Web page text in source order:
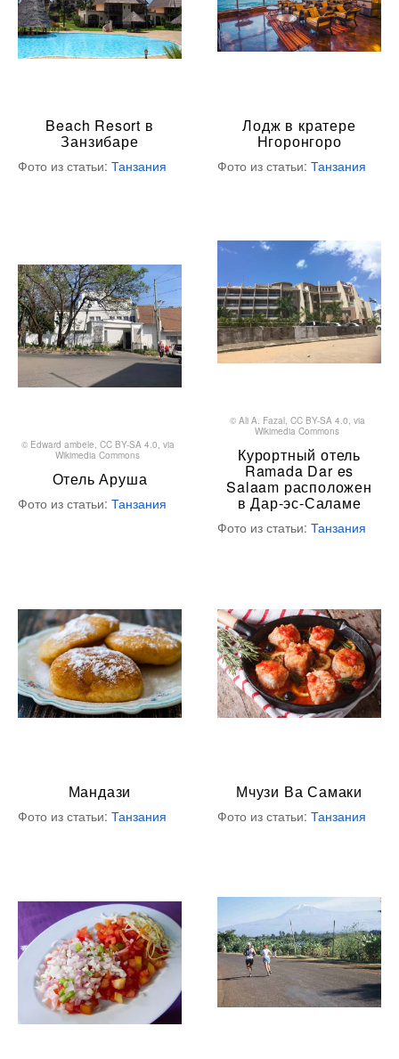
Beach Resort в
Занзибаре
Фото из статьи: Танзания
Лодж в кратере
Нгоронгоро
Фото из статьи: Танзания
© Edward ambele, CC BY-SA 4.0, via
Wikimedia Commons
Отель Аруша
Фото из статьи: Танзания
© Ali A. Fazal, CC BY-SA 4.0, via
Wikimedia Commons
Курортный отель
Ramada Dar es
Salaam расположен
в Дар-эс-Саламе
Фото из статьи: Танзания
Мандази
Фото из статьи: Танзания
Мчузи Ва Самаки
Фото из статьи: Танзания